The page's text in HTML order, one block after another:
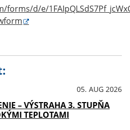
d/e/
05. AUG 2026
– VÝSTRAHA 3. STUPŇA
TEPLOTAMI